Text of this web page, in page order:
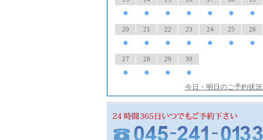
● ● ● ● ● ● ●
20
●
21
●
22
●
23
●
24
●
25
●
26
●
27
●
28
●
29
●
30
●
今日・明日のご予約状